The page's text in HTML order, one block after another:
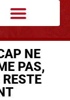
NE
PAS,